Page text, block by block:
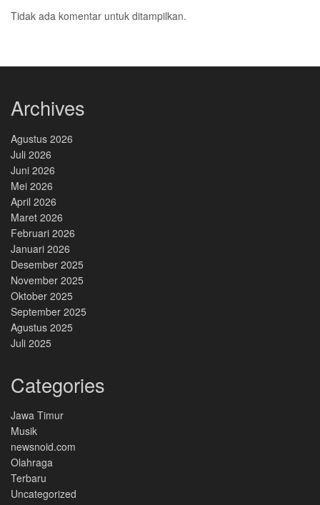
Tidak ada komentar untuk ditampilkan.
Archives
Agustus 2026
Juli 2026
Juni 2026
Mei 2026
April 2026
Maret 2026
Februari 2026
Januari 2026
Desember 2025
November 2025
Oktober 2025
September 2025
Agustus 2025
Juli 2025
Categories
Jawa Timur
Musik
newsnoid.com
Olahraga
Terbaru
Uncategorized